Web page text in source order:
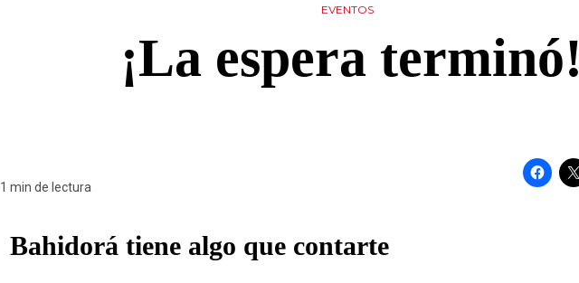
EVENTOS
¡La espera terminó!
1 min de lectura
Bahidorá tiene algo que contarte